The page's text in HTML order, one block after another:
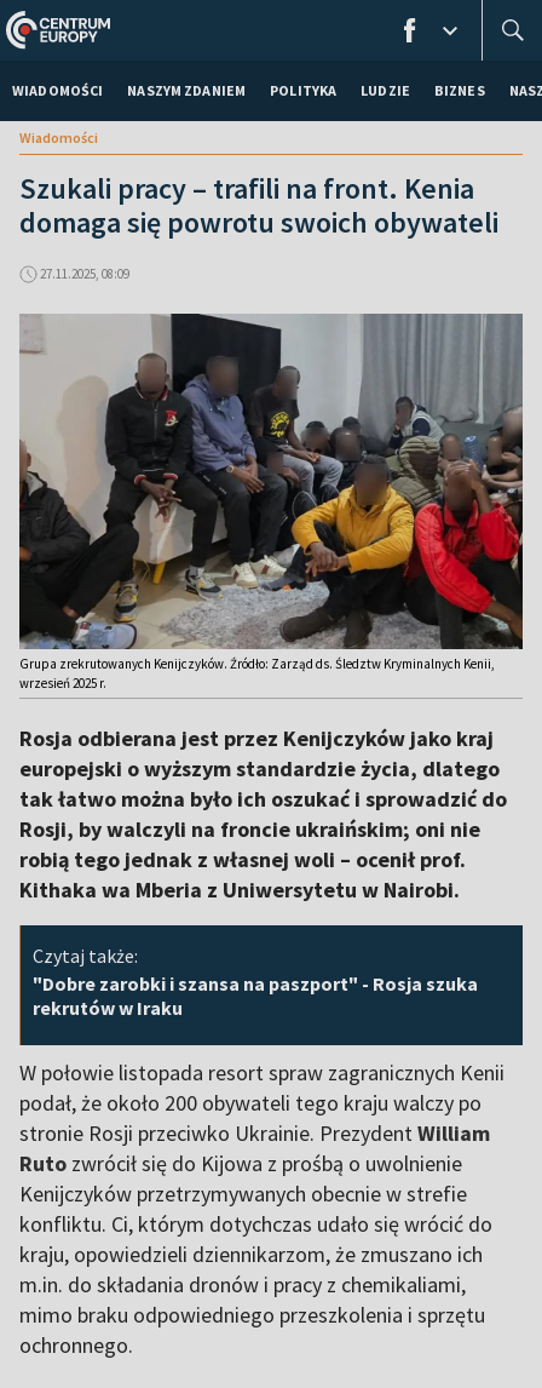
WIADOMOŚCI NASZYM ZDANIEM POLITYKA LUDZIE BIZNES
Wiadomości
Szukali pracy – trafili na front. Kenia
domaga się powrotu swoich obywateli
27.11.2025, 08:09
Grupa zrekrutowanych Kenijczyków. Źródło: Zarząd ds. Śledztw Kryminalnych Kenii,
wrzesień 2025 r.
Rosja odbierana jest przez Kenijczyków jako kraj
europejski o wyższym standardzie życia, dlatego
tak łatwo można było ich oszukać i sprowadzić do
Rosji, by walczyli na froncie ukraińskim; oni nie
robią tego jednak z własnej woli – ocenił prof.
Kithaka wa Mberia z Uniwersytetu w Nairobi.
Czytaj także:
"Dobre zarobki i szansa na paszport" - Rosja szuka
rekrutów w Iraku
W połowie listopada resort spraw zagranicznych Kenii
podał, że około 200 obywateli tego kraju walczy po
stronie Rosji przeciwko Ukrainie. PrezydentWilliam
Ruto zwrócił się do Kijowa z prośbą o uwolnienie
Kenijczyków przetrzymywanych obecnie w strefie
konfliktu. Ci, którym dotychczas udało się wrócić do
kraju, opowiedzieli dziennikarzom, że zmuszano ich
m.in. do składania dronów i pracy z chemikaliami,
mimo braku odpowiedniego przeszkolenia i sprzętu
ochronnego.